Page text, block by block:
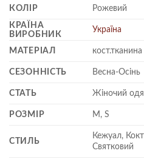
КОЛІР
Рожевий
КРАЇНА
ВИРОБНИК
Україна
МАТЕРІАЛ кост.тканина
СЕЗОННІСТЬ Весна-Осінь
СТАТЬ Жіночий
РОЗМІР M, S
СТИЛЬ
Кежуал,
Святковий